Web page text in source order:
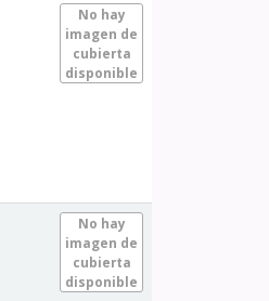
No hay
imagen de
cubierta
disponible
No hay
imagen de
cubierta
disponible